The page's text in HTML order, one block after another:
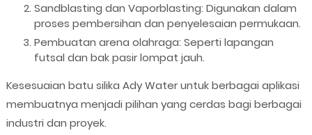
Sandblasting dan Vaporblasting: Digunakan dalam
proses pembersihan dan penyelesaian permukaan.
Pembuatan arena olahraga: Seperti lapangan
futsal dan bak pasir lompat jauh.
Kesesuaian batu silika Ady Water untuk berbagai aplikasi
membuatnya menjadi pilihan yang cerdas bagi berbagai
industri dan proyek.